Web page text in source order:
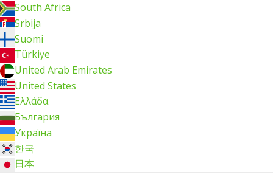
South Africa
Srbija
Suomi
Türkiye
United Arab Emirates
United States
Ελλάδα
България
Україна
한국
日本